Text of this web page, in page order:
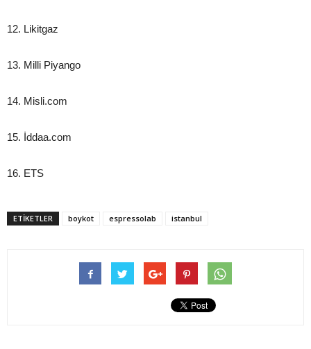
12. Likitgaz
13. Milli Piyango
14. Misli.com
15. İddaa.com
16. ETS
ETIKETLER boykot espressolab istanbul